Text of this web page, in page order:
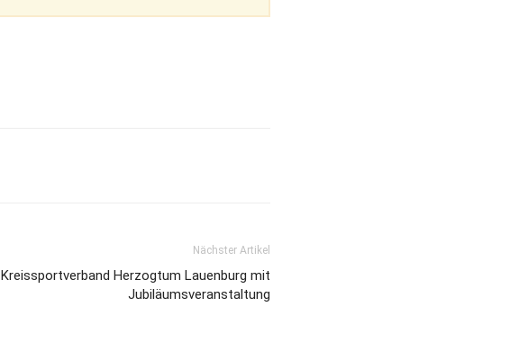
Nächster Artikel
Kreissportverband Herzogtum Lauenburg mit
Jubiläumsveranstaltung